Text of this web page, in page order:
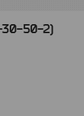
50-2)